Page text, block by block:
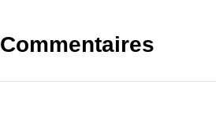
Commentaires